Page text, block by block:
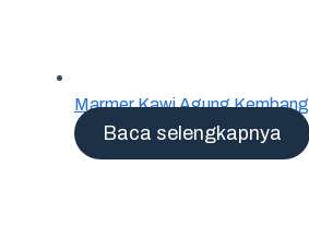
Marmer Kawi Agung Kembang
Baca selengkapnya